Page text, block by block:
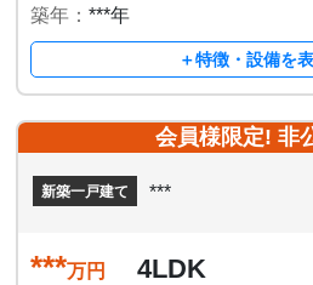
築年：***年
＋特徴・設備を
会員様限定! 非
新築一戸建て ***
***万円 4LDK